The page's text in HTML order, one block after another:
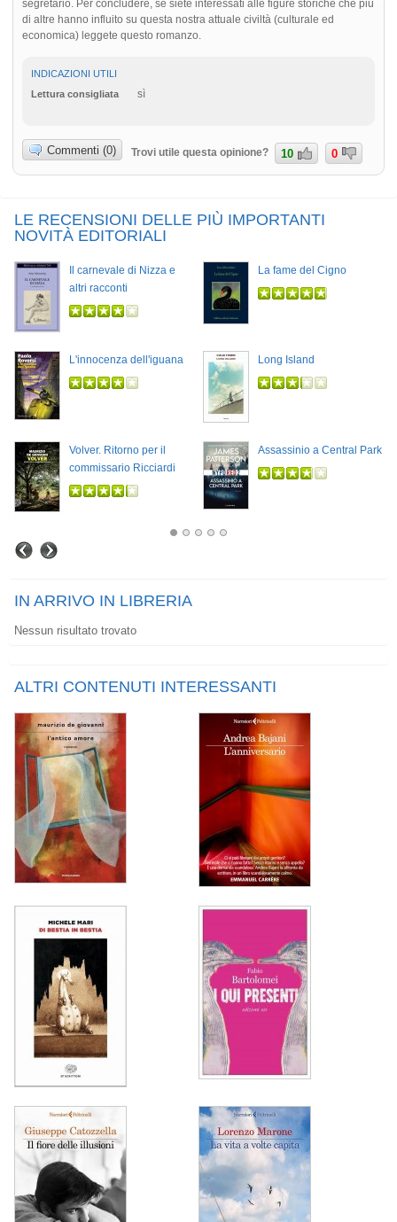
segretario. Per concludere, se siete interessati alle figure storiche che più
di altre hanno influito su questa nostra attuale civiltà (culturale ed
economica) leggete questo romanzo.
INDICAZIONI UTILI
Lettura consigliata
sì
Commenti (0) Trovi utile questa opinione? 10 0
LE RECENSIONI DELLE PIÙ IMPORTANTI
NOVITÀ EDITORIALI
Il carnevale di Nizza e
altri racconti
La fame del Cigno
L'innocenza dell'iguana Long Island
Volver. Ritorno per il
commissario Ricciardi
Assassinio a Central Park
IN ARRIVO IN LIBRERIA
Nessun risultato trovato
ALTRI CONTENUTI INTERESSANTI